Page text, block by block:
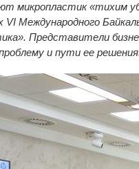
микропластик «тихим
VI Международного
Представители
и пути ее